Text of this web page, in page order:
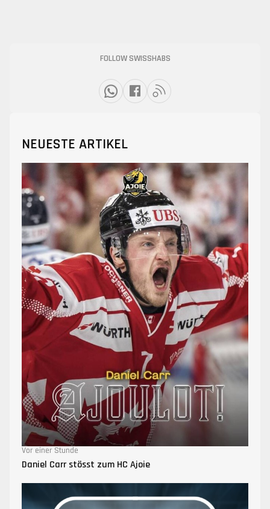
FOLLOW SWISSHABS
NEUESTE ARTIKEL
Vor einer Stunde
Daniel Carr stösst zum HC Ajoie